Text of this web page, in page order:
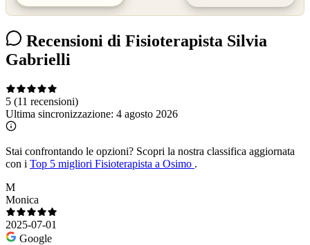
Recensioni di Fisioterapista Silvia
Gabrielli
5 (11 recensioni)
Ultima sincronizzazione: 4 agosto 2026
Stai confrontando le opzioni? Scopri la nostra classifica aggiornata
con i Top 5 migliori Fisioterapista a Osimo .
M
Monica
2025-07-01
Google